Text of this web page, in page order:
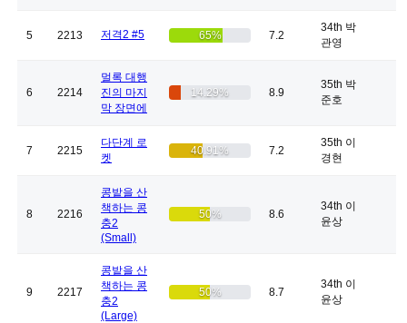
5 2213 저격2 #5 65% 7.2
34th 박
관영
6 2214
멀록 대행
진의 마지
막 장면에
14.29% 8.9
35th 박
준호
7 2215
다단계 로
켓
40.91% 7.2
35th 이
경현
8 2216
콩밭을 산
책하는 콩
충2
(Small)
50% 8.6
34th 이
윤상
9 2217
콩밭을 산
책하는 콩
충2
(Large)
50% 8.7
34th 이
윤상